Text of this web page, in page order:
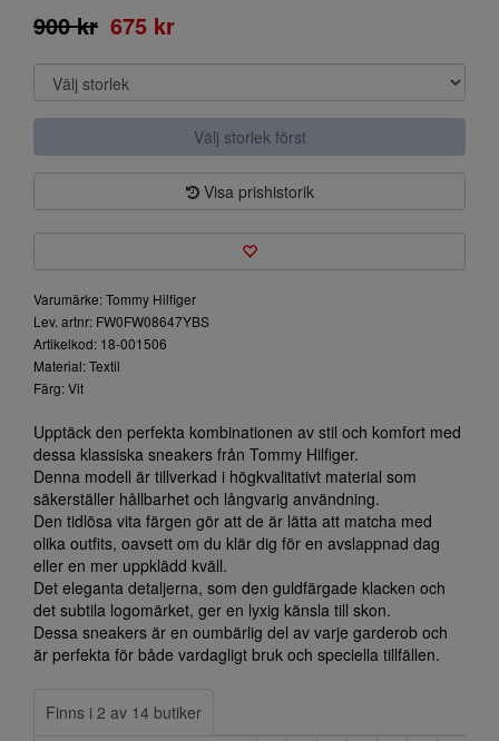
900 kr 675 kr
Välj storlek först
Visa prishistorik
Varumärke: Tommy Hilfiger
Lev. artnr: FW0FW08647YBS
Artikelkod: 18-001506
Material: Textil
Färg: Vit
Upptäck den perfekta kombinationen av stil och komfort med
dessa klassiska sneakers från Tommy Hilfiger.
Denna modell är tillverkad i högkvalitativt material som
säkerställer hållbarhet och långvarig användning.
Den tidlösa vita färgen gör att de är lätta att matcha med
olika outfits, oavsett om du klär dig för en avslappnad dag
eller en mer uppklädd kväll.
Det eleganta detaljerna, som den guldfärgade klacken och
det subtila logomärket, ger en lyxig känsla till skon.
Dessa sneakers är en oumbärlig del av varje garderob och
är perfekta för både vardagligt bruk och speciella tillfällen.
Finns i 2 av 14 butiker